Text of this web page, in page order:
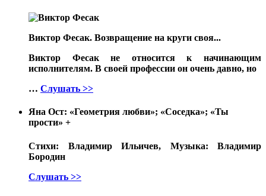
Виктор Фесак. Возвращение на круги своя...
Виктор Фесак не относится к начинающим
исполнителям. В своей профессии он очень давно, но
… Слушать >>
Яна Ост: «Геометрия любви»; «Соседка»; «Ты
прости» +
Стихи: Владимир Ильичев, Музыка: Владимир
Бородин
Слушать >>